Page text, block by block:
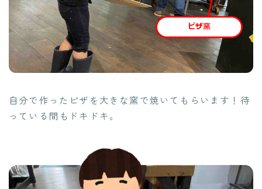
自分で作ったピザを大きな窯で焼いてもらいます！待
っている間もドキドキ。